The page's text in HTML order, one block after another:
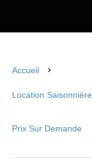
Accueil
Location
Prix Sur Demande